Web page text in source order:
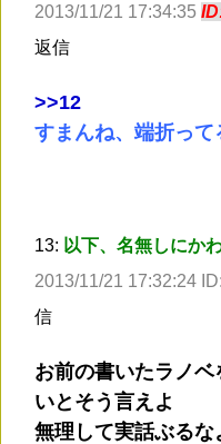
2013/11/21 17:34:35
返信
>>12
すまんね、端折って
13: 以下、名無しにか
2013/11/21 17:32:24
信
お前の書いたラノ
いとそう言えよ
無理して実話ぶるな